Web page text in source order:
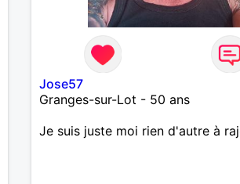
Jose57
Granges-sur-Lot - 50 ans
Je suis juste moi rien d'autre à